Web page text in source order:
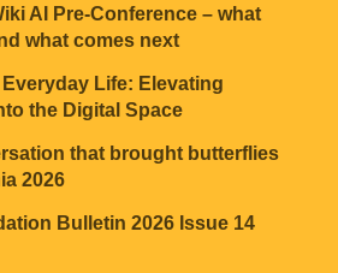
AI Pre-Conference – what
what comes next
Life: Elevating
the Digital Space
that brought butterflies
2026
Bulletin 2026 Issue 14